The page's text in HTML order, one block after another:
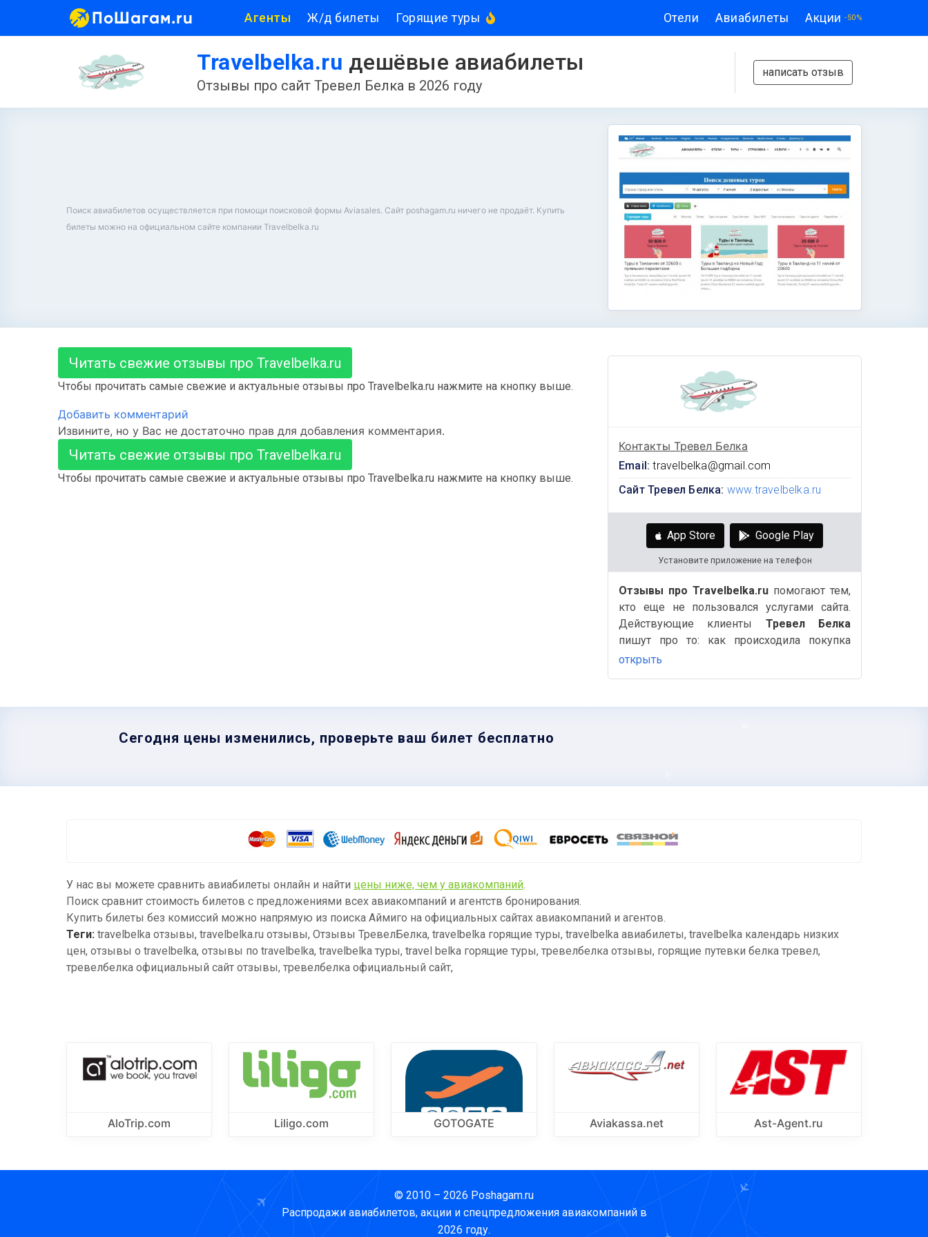
ПоШагам.ru Агенты Ж/д билеты Горящие туры Отели Авиабилеты Акции -50%
Travelbelka.ru дешёвые авиабилеты
Отзывы про сайт Тревел Белка в 2026 году
написать отзыв
Поиск авиабилетов осуществляется при помощи поисковой формы Aviasales. Сайт poshagam.ru ничего не продаёт. Купить
билеты можно на официальном сайте компании Travelbelka.ru
Читать свежие отзывы про Travelbelka.ru
Чтобы прочитать самые свежие и актуальные отзывы про Travelbelka.ru нажмите на кнопку выше.
Добавить комментарий
Извините, но у Вас не достаточно прав для добавления комментария.
Читать свежие отзывы про Travelbelka.ru
Чтобы прочитать самые свежие и актуальные отзывы про Travelbelka.ru нажмите на кнопку выше.
Контакты Тревел Белка
Email: travelbelka@gmail.com
Сайт Тревел Белка: www.travelbelka.ru
App Store Google Play
Установите приложение на телефон
Отзывы про Travelbelka.ru помогают тем,
кто еще не пользовался услугами сайта.
Действующие клиенты Тревел Белка
пишут про то: как происходила покупка
авиабилетов или Ж/д, бронирование
детали на Аймиго.
открыть
Сегодня цены изменились, проверьте ваш билет бесплатно
У нас вы можете сравнить авиабилеты онлайн и найти цены ниже, чем у авиакомпаний.
Поиск сравнит стоимость билетов с предложениями всех авиакомпаний и агентств бронирования.
Купить билеты без комиссий можно напрямую из поиска Аймиго на официальных сайтах авиакомпаний и агентов.
Теги: travelbelka отзывы, travelbelka.ru отзывы, Отзывы ТревелБелка, travelbelka горящие туры, travelbelka авиабилеты, travelbelka календарь низких
цен, отзывы о travelbelka, отзывы по travelbelka, travelbelka туры, travel belka горящие туры, тревелбелка отзывы, горящие путевки белка тревел,
тревелбелка официальный сайт отзывы, тревелбелка официальный сайт,
AloTrip.com Liligo.com GOTOGATE Aviakassa.net Ast-Agent.ru
© 2010 – 2026 Poshagam.ru
Распродажи авиабилетов, акции и спецпредложения авиакомпаний в
2026 году.